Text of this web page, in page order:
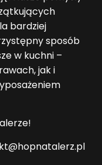
bardziej
sposób
w kuchni –
jak i